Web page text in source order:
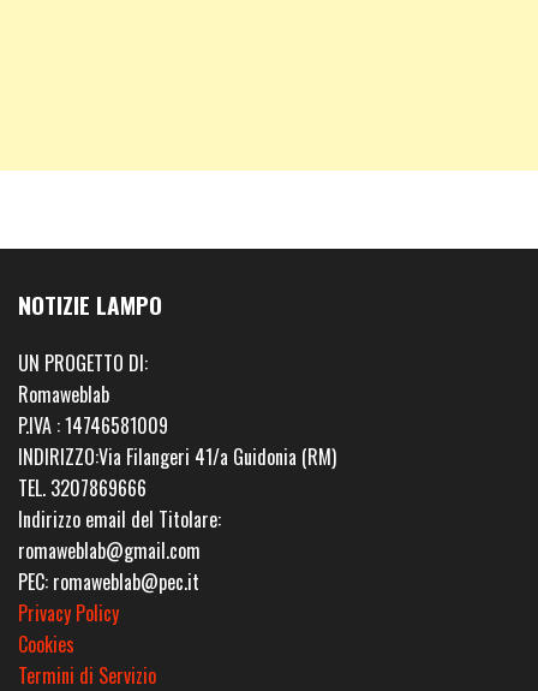
NOTIZIE LAMPO
UN PROGETTO DI:
Romaweblab
P.IVA : 14746581009
INDIRIZZO:Via Filangeri 41/a Guidonia (RM)
TEL. 3207869666
Indirizzo email del Titolare:
romaweblab@gmail.com
PEC: romaweblab@pec.it
Privacy Policy
Cookies
Termini di Servizio